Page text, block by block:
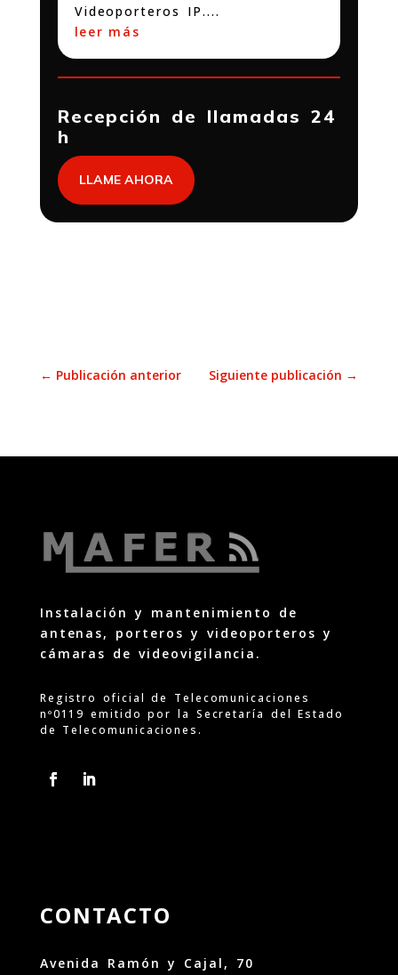
Videoporteros IP....
leer más
Recepción de llamadas 24
h
LLAME AHORA
← Publicación anterior Siguiente publicación →
Instalación y mantenimiento de
antenas, porteros y videoporteros y
cámaras de videovigilancia.
Registro oficial de Telecomunicaciones
nº0119 emitido por la Secretaría del Estado
de Telecomunicaciones.
CONTACTO
Avenida Ramón y Cajal, 70